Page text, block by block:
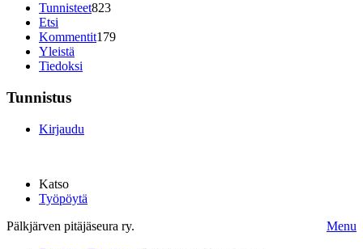
Tunnisteet823
Etsi
Kommentit179
Yleistä
Tiedoksi
Tunnistus
Kirjaudu
Katso
Työpöytä
Pälkjärven pitäjäseura ry.
Menu